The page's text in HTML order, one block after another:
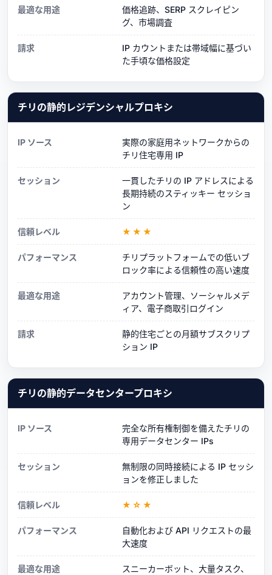
最適な用途
価格追跡、SERP スクレイピン
グ、市場調査
請求
IP カウントまたは帯域幅に基づい
た手頃な価格設定
チリの静的レジデンシャルプロキシ
IP ソース
実際の家庭用ネットワークからの
チリ住宅専用 IP
セッション
一貫したチリの IP アドレスによる
長期持続のスティッキー セッショ
ン
信頼レベル ★★★
パフォーマンス
チリプラットフォームでの低いブ
ロック率による信頼性の高い速度
最適な用途
アカウント管理、ソーシャルメデ
ィア、電子商取引ログイン
請求
静的住宅ごとの月額サブスクリプ
ション IP
チリの静的データセンタープロキシ
IP ソース
完全な所有権制御を備えたチリの
専用データセンター IPs
セッション
無制限の同時接続による IP セッシ
ョンを修正しました
信頼レベル ★☆★
パフォーマンス
自動化および API リクエストの最
大速度
最適な用途
スニーカーボット、大量タスク、